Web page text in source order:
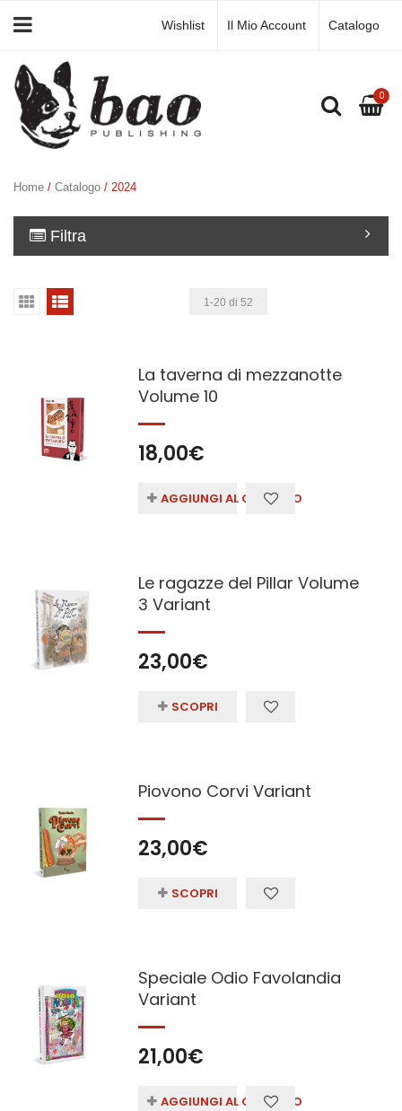
Wishlist Il Mio Account Catalogo
0
Home / Catalogo / 2024
Filtra
1-20 di 52
La taverna di mezzanotte
Volume 10
18,00€
AGGIUNGI AL CARRELLO
Le ragazze del Pillar Volume
3 Variant
23,00€
SCOPRI
Piovono Corvi Variant
23,00€
SCOPRI
Speciale Odio Favolandia
Variant
21,00€
AGGIUNGI AL CARRELLO